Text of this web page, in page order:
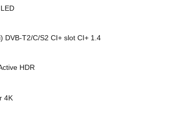
DVB-T2/C/S2 CI+ slot CI+ 1.4
HDR
4K